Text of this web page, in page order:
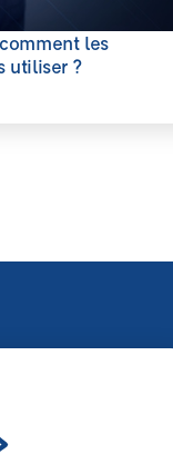
les
utiliser ?